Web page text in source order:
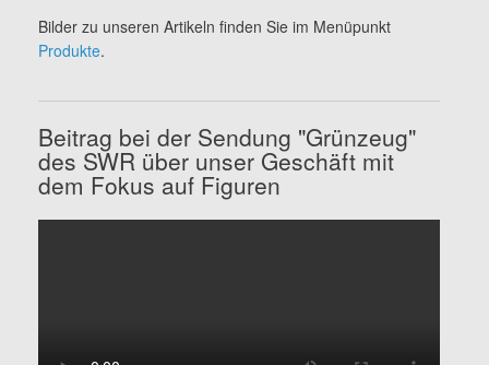
Bilder zu unseren Artikeln finden Sie im Menüpunkt
Produkte.
Beitrag bei der Sendung "Grünzeug"
des SWR über unser Geschäft mit
dem Fokus auf Figuren